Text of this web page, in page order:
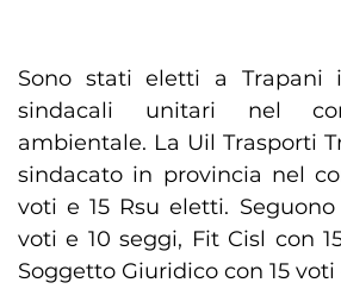
Sono stati eletti a Trapani
sindacali unitari nel
ambientale. La Uil Trasporti
sindacato in provincia nel
voti e 15 Rsu eletti.
voti e 10 seggi, Fit Cisl con
Soggetto Giuridico con 15